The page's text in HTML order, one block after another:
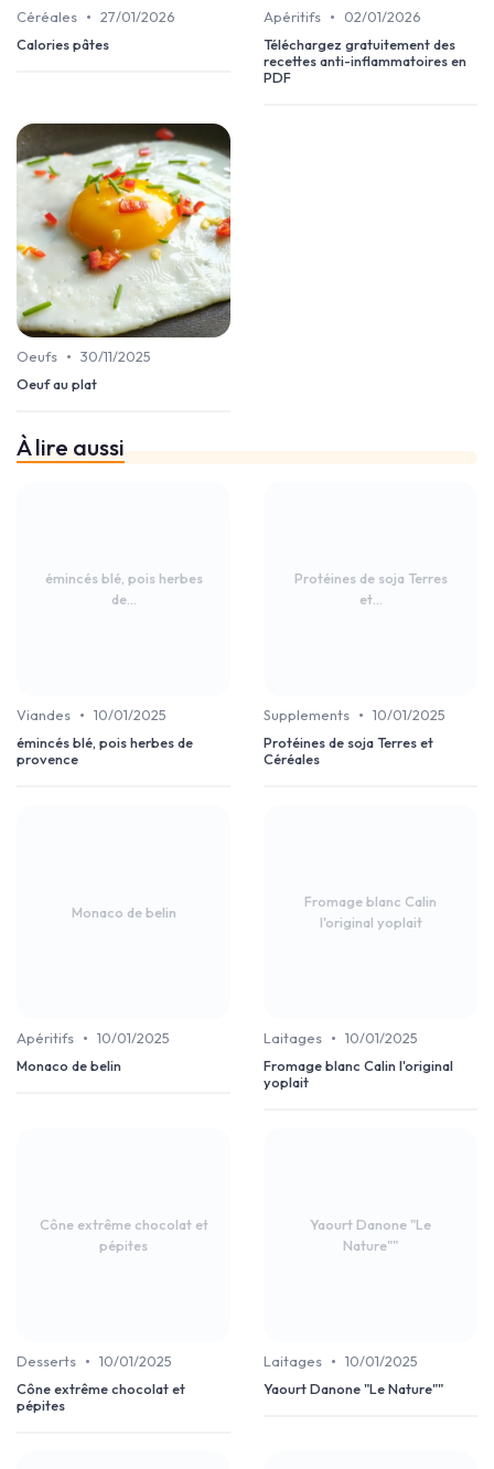
Céréales • 27/01/2026
Calories pâtes
Apéritifs •
02/01/2026
Téléchargez gratuitement des
recettes anti-inflammatoires en
PDF
Oeufs • 30/11/2025
Oeuf au plat
À lire aussi
émincés blé, pois herbes
de...
Viandes • 10/01/2025
émincés blé, pois herbes de
provence
Protéines de soja Terres
et...
Supplements • 10/01/2025
Protéines de soja Terres et
Céréales
Monaco de belin
Apéritifs • 10/01/2025
Monaco de belin
Fromage blanc Calin
l'original yoplait
Laitages • 10/01/2025
Fromage blanc Calin l'original
yoplait
Cône extrême chocolat et
pépites
Desserts • 10/01/2025
Cône extrême chocolat et
pépites
Yaourt Danone "Le
Nature""
Laitages • 10/01/2025
Yaourt Danone "Le Nature""